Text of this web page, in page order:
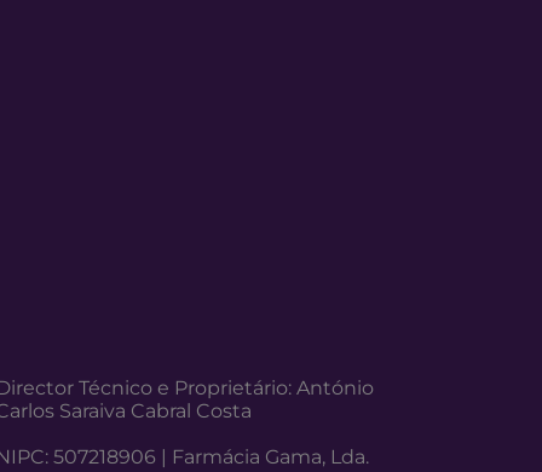
Técnico e Proprietário: António
Saraiva Cabral Costa
507218906 | Farmácia Gama, Lda.